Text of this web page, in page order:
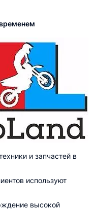
и запчастей в
используют
высокой